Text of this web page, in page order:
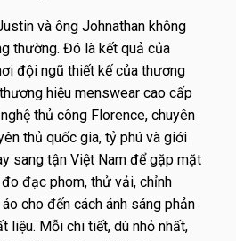
và ông Johnathan không
thường. Đó là kết quả của
đội ngũ thiết kế của thương
hiệu menswear cao cấp
thủ công Florence, chuyên
thủ quốc gia, tỷ phú và giới
sang tận Việt Nam để gặp mặt
đạc phom, thử vải, chỉnh
cho đến cách ánh sáng phản
liệu. Mỗi chi tiết, dù nhỏ nhất,